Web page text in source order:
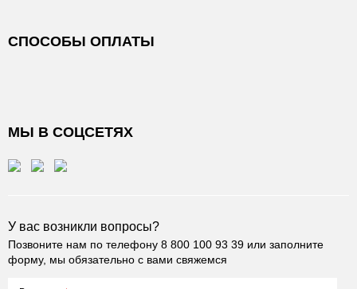
СПОСОБЫ ОПЛАТЫ
МЫ В СОЦСЕТЯХ
У вас возникли вопросы?
Позвоните нам по телефону 8 800 100 93 39 или заполните
форму, мы обязательно с вами свяжемся